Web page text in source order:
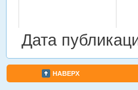
Дата
НАВЕРХ